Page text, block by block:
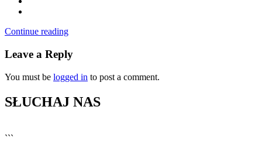
Continue reading
Leave a Reply
You must be logged in to post a comment.
SŁUCHAJ NAS
```